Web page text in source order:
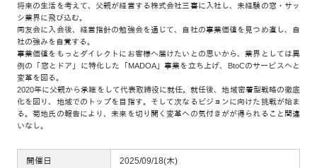
将来の生活を考えて、父親が経営する株式会社三喜に入社し、未経験の窓・サッ
シ業界に飛び込む。
同友会に入会後、経営指針の勉強会を通じて、自社の事業価値を見つめ直し、自
社の強みを自覚する。
事業価値をもっとダイレクトにお客様へ届けたいとの思いから、業界としては異
例の「窓とドア」に特化した「MADOA」事業を立ち上げ、BtoCのサービスへと
変革を図る。
2020年に父親から承継をして代表取締役に就任。就任後、地域密着型戦略の徹底
化を図り、地域でのトップを目指す。そして次なるビジョンに向けた挑戦が始ま
る。菊地氏の報告により、未来を切り開く変革への気付きがが得られること間違
いなし。
開催日 2025/09/18(木)